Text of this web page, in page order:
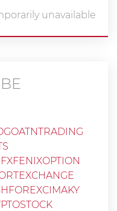
unavailable
ATNTRADING
FENIXOPTION
CIMAKY